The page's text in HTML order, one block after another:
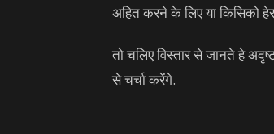
अहित करने के लिए या किसिको
तो चलिए विस्तार से जानते हे
से चर्चा करेंगे.